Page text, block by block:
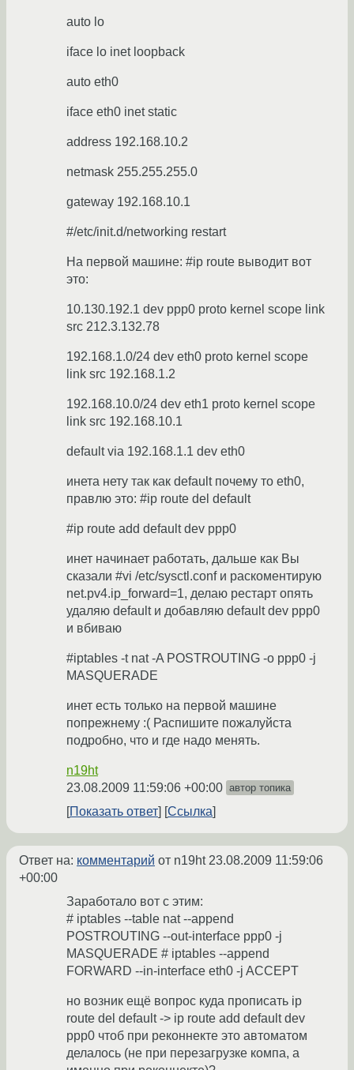
auto lo
iface lo inet loopback
auto eth0
iface eth0 inet static
address 192.168.10.2
netmask 255.255.255.0
gateway 192.168.10.1
#/etc/init.d/networking restart
На первой машине: #ip route выводит вот
это:
10.130.192.1 dev ppp0 proto kernel scope link
src 212.3.132.78
192.168.1.0/24 dev eth0 proto kernel scope
link src 192.168.1.2
192.168.10.0/24 dev eth1 proto kernel scope
link src 192.168.10.1
default via 192.168.1.1 dev eth0
инета нету так как default почему то eth0,
правлю это: #ip route del default
#ip route add default dev ppp0
инет начинает работать, дальше как Вы
сказали #vi /etc/sysctl.conf и раскоментирую
net.pv4.ip_forward=1, делаю рестарт опять
удаляю default и добавляю default dev ppp0
и вбиваю
#iptables -t nat -A POSTROUTING -o ppp0 -j
MASQUERADE
инет есть только на первой машине
попрежнему :( Распишите пожалуйста
подробно, что и где надо менять.
n19ht
23.08.2009 11:59:06 +00:00 автор топика
Показать ответ Ссылка
Ответ на: комментарий от n19ht23.08.2009 11:59:06
+00:00
Заработало вот с этим:
# iptables --table nat --append
POSTROUTING --out-interface ppp0 -j
MASQUERADE # iptables --append
FORWARD --in-interface eth0 -j ACCEPT
но возник ещё вопрос куда прописать ip
route del default -> ip route add default dev
ppp0 чтоб при реконнекте это автоматом
делалось (не при перезагрузке компа, а